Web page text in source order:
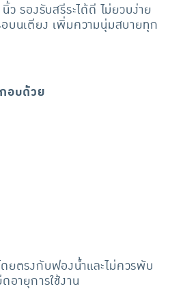
รองรับสรีระได้ดี ไม่ยวบง่าย
บนเตียง เพิ่มความนุ่มสบายทุก
อบด้วย
ยตรงกับฟองน้ำและไม่ควรพับ
อายุการใช้งาน